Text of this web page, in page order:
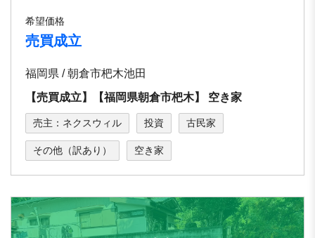
希望価格
売買成立
福岡県 / 朝倉市杷⽊池⽥
【売買成立】【福岡県朝倉市杷⽊】 空き家
売主：ネクスウィル 投資 古民家
その他（訳あり） 空き家